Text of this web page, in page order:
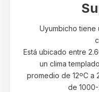
Uyumbicho tiene
Está ubicado entre
un clima
promedio de 12ºC a
de